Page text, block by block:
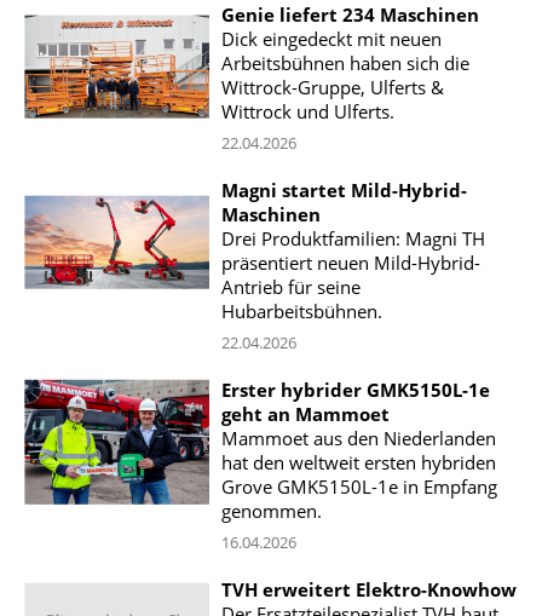
Genie liefert 234 Maschinen
Dick eingedeckt mit neuen
Arbeitsbühnen haben sich die
Wittrock-Gruppe, Ulferts &
Wittrock und Ulferts.
22.04.2026
Magni startet Mild-Hybrid-
Maschinen
Drei Produktfamilien: Magni TH
präsentiert neuen Mild-Hybrid-
Antrieb für seine
Hubarbeitsbühnen.
22.04.2026
Erster hybrider GMK5150L-1e
geht an Mammoet
Mammoet aus den Niederlanden
hat den weltweit ersten hybriden
Grove GMK5150L-1e in Empfang
genommen.
16.04.2026
TVH erweitert Elektro-Knowhow